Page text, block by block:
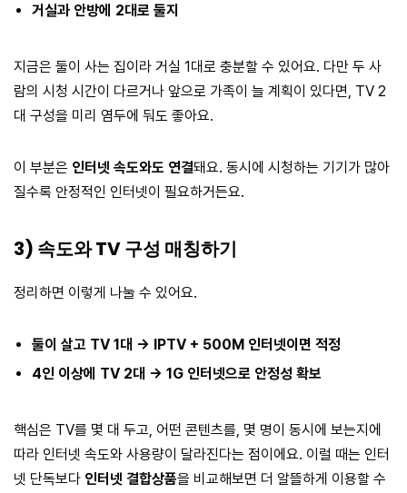
거실과 안방에 2대로 둘지
지금은 둘이 사는 집이라 거실 1대로 충분할 수 있어요. 다만 두 사
람의 시청 시간이 다르거나 앞으로 가족이 늘 계획이 있다면, TV 2
대 구성을 미리 염두에 둬도 좋아요.
이 부분은 인터넷 속도와도 연결돼요. 동시에 시청하는 기기가 많아
질수록 안정적인 인터넷이 필요하거든요.
3) 속도와 TV 구성 매칭하기
정리하면 이렇게 나눌 수 있어요.
둘이 살고 TV 1대 → IPTV + 500M 인터넷이면 적정
4인 이상에 TV 2대 → 1G 인터넷으로 안정성 확보
핵심은 TV를 몇 대 두고, 어떤 콘텐츠를, 몇 명이 동시에 보는지에
따라 인터넷 속도와 사용량이 달라진다는 점이에요. 이럴 때는 인터
넷 단독보다 인터넷 결합상품을 비교해보면 더 알뜰하게 이용할 수